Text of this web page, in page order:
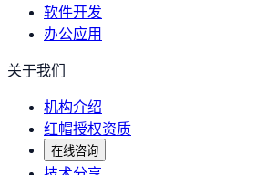
软件开发
办公应用
关于我们
机构介绍
红帽授权资质
在线咨询